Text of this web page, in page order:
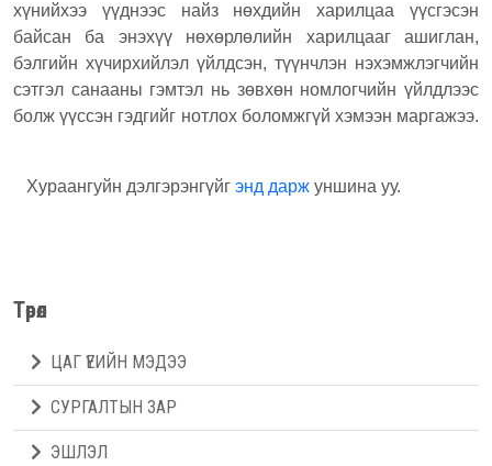
хүнийхээ үүднээс найз нөхдийн харилцаа үүсгэсэн
байсан ба энэхүү нөхөрлөлийн харилцааг ашиглан,
бэлгийн хүчирхийлэл үйлдсэн, түүнчлэн нэхэмжлэгчийн
сэтгэл санааны гэмтэл нь зөвхөн номлогчийн үйлдлээс
болж үүссэн гэдгийг нотлох боломжгүй хэмээн маргажээ.
Хураангуйн дэлгэрэнгүйг энд дарж уншина уу.
Төрөл
ЦАГ ҮЕИЙН МЭДЭЭ
СУРГАЛТЫН ЗАР
ЭШЛЭЛ